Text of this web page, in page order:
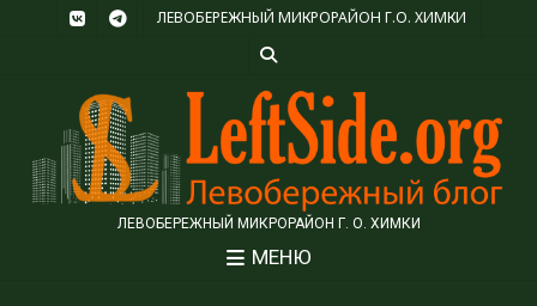
ЛЕВОБЕРЕЖНЫЙ МИКРОРАЙОН Г.О. ХИМКИ
ЛЕВОБЕРЕЖНЫЙ МИКРОРАЙОН Г. О. ХИМКИ
МЕНЮ